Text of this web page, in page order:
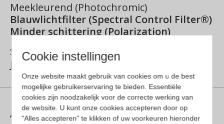
Meekleurend (Photochromic)
Blauwlichtfilter (Spectral Control Filter®)
Minder schittering (Polarization)
Serengeti is marktleidend, met meer 140
jaar aan ervaring.
Aanvullende informatie
Cookie instellingen
Onze website maakt gebruik van cookies om u de best
mogelijke gebruikerservaring te bieden. Essentiële
cookies zijn noodzakelijk voor de correcte werking van
de website. U kunt onze cookies accepteren door op
"Alles accepteren" te klikken of uw voorkeuren hieronder